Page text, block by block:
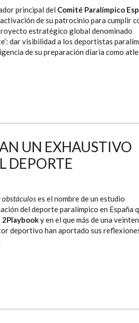
principal del Comité Paralímpico
de su patrocinio para cumplir
estratégico global denominado
dar visibilidad a los deportistas
de su preparación diaria como
UN EXHAUSTIVO
DEPORTE
obstáculoses el nombre de un estudio
del deporte paralímpico en España
2Playbooky en el que más de una
deportivo han aportado sus